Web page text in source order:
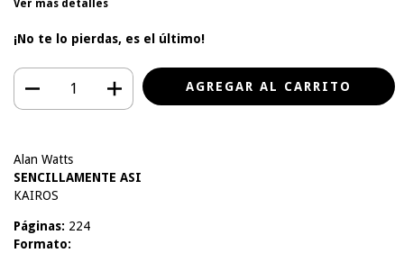
Ver más detalles
¡No te lo pierdas, es el último!
Alan Watts
SENCILLAMENTE ASI
KAIROS
Páginas: 224
Formato: